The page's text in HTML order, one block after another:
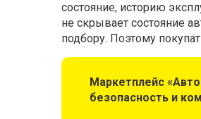
состояние, историю
не скрывает состояние
подбору. Поэтому
Маркетплейс
безопасность и